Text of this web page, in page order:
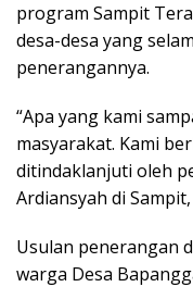
program Sampit
desa-desa yang
penerangannya.
“Apa yang kami
masyarakat. Kami
ditindaklanjuti oleh
Ardiansyah di
Usulan penerangan
warga Desa